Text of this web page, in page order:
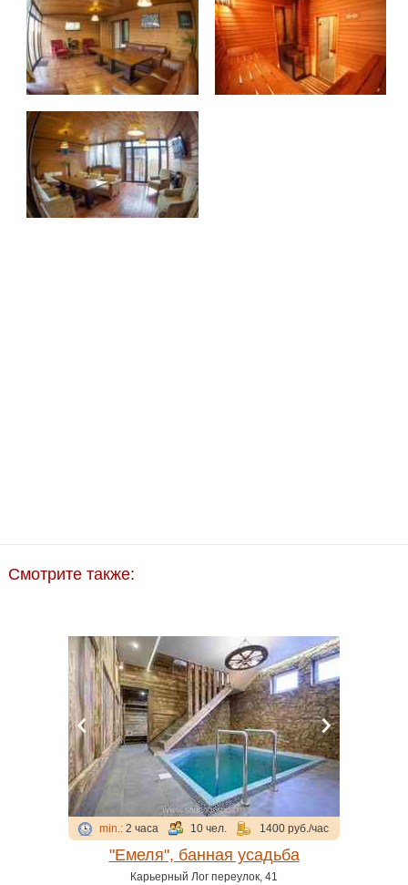
Смотрите также:
min.:2 часа 10 чел. 1400 руб./час
"Емеля", банная усадьба
Карьерный Лог переулок, 41